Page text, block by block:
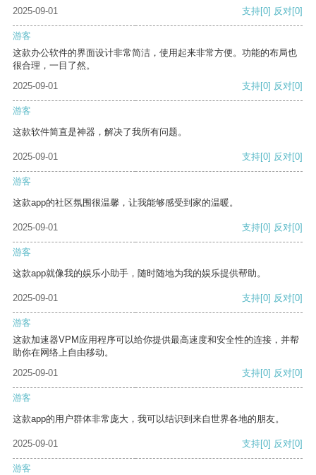
2025-09-01
支持[0] 反对[0]
游客
这款办公软件的界面设计非常简洁，使用起来非常方便。功能的布局也
很合理，一目了然。
2025-09-01
支持[0] 反对[0]
游客
这款软件简直是神器，解决了我所有问题。
2025-09-01 支持[0] 反对[0]
游客
这款app的社区氛围很温馨，让我能够感受到家的温暖。
2025-09-01 支持[0] 反对[0]
游客
这款app就像我的娱乐小助手，随时随地为我的娱乐提供帮助。
2025-09-01 支持[0] 反对[0]
游客
这款加速器VPM应用程序可以给你提供最高速度和安全性的连接，并帮
助你在网络上自由移动。
2025-09-01
支持[0] 反对[0]
游客
这款app的用户群体非常庞大，我可以结识到来自世界各地的朋友。
2025-09-01 支持[0] 反对[0]
游客